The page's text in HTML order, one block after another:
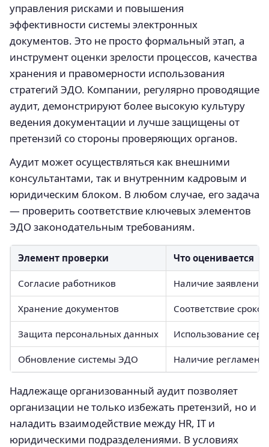
управления рисками и повышения
эффективности системы электронных
документов. Это не просто формальный этап, а
инструмент оценки зрелости процессов, качества
хранения и правомерности использования
стратегий ЭДО. Компании, регулярно проводящие
аудит, демонстрируют более высокую культуру
ведения документации и лучше защищены от
претензий со стороны проверяющих органов.
Аудит может осуществляться как внешними
консультантами, так и внутренним кадровым и
юридическим блоком. В любом случае, его задача
— проверить соответствие ключевых элементов
ЭДО законодательным требованиям.
Элемент проверки Что оценивается
Согласие работников Наличие заявлений
Хранение документов Соответствие
Защита персональных данных Использование
Обновление системы ЭДО Наличие
Надлежаще организованный аудит позволяет
организации не только избежать претензий, но и
наладить взаимодействие между HR, IT и
юридическими подразделениями. В условиях